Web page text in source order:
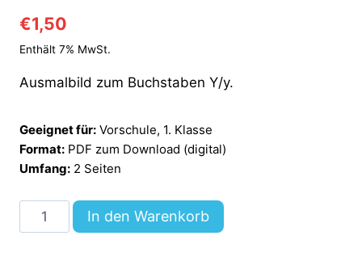
€1,50
Enthält 7% MwSt.
Ausmalbild zum Buchstaben Y/y.
Geeignet für: Vorschule, 1. Klasse
Format: PDF zum Download (digital)
Umfang: 2 Seiten
Buchstabe
Y:
In den Warenkorb